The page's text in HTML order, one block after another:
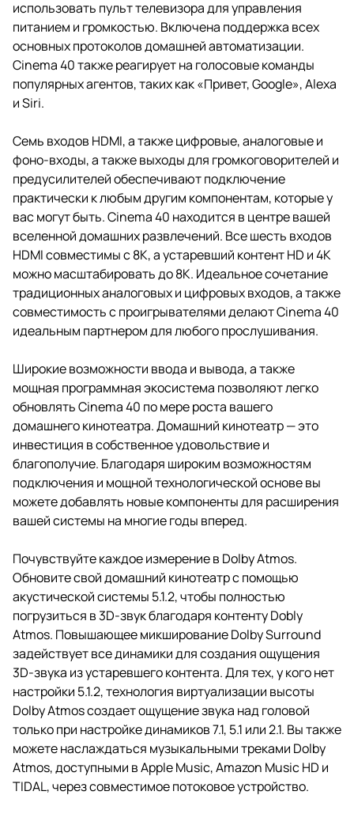
использовать пульт телевизора для управления
питанием и громкостью. Включена поддержка всех
основных протоколов домашней автоматизации.
Cinema 40 также реагирует на голосовые команды
популярных агентов, таких как «Привет, Google», Alexa
и Siri.
Семь входов HDMI, а также цифровые, аналоговые и
фоно-входы, а также выходы для громкоговорителей и
предусилителей обеспечивают подключение
практически к любым другим компонентам, которые у
вас могут быть. Cinema 40 находится в центре вашей
вселенной домашних развлечений. Все шесть входов
HDMI совместимы с 8K, а устаревший контент HD и 4K
можно масштабировать до 8K. Идеальное сочетание
традиционных аналоговых и цифровых входов, а также
совместимость с проигрывателями делают Cinema 40
идеальным партнером для любого прослушивания.
Широкие возможности ввода и вывода, а также
мощная программная экосистема позволяют легко
обновлять Cinema 40 по мере роста вашего
домашнего кинотеатра. Домашний кинотеатр — это
инвестиция в собственное удовольствие и
благополучие. Благодаря широким возможностям
подключения и мощной технологической основе вы
можете добавлять новые компоненты для расширения
вашей системы на многие годы вперед.
Почувствуйте каждое измерение в Dolby Atmos.
Обновите свой домашний кинотеатр с помощью
акустической системы 5.1.2, чтобы полностью
погрузиться в 3D-звук благодаря контенту Dobly
Atmos. Повышающее микширование Dolby Surround
задействует все динамики для создания ощущения
3D-звука из устаревшего контента. Для тех, у кого нет
настройки 5.1.2, технология виртуализации высоты
Dolby Atmos создает ощущение звука над головой
только при настройке динамиков 7.1, 5.1 или 2.1. Вы также
можете наслаждаться музыкальными треками Dolby
Atmos, доступными в Apple Music, Amazon Music HD и
TIDAL, через совместимое потоковое устройство.